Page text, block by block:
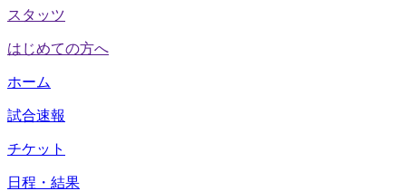
スタッツ
はじめての方へ
ホーム
試合速報
チケット
日程・結果